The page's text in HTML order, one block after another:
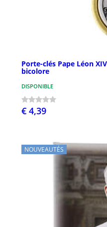
Porte-clés Pape Léon
bicolore
DISPONIBLE
€ 4,39
NOUVEAUTÉS